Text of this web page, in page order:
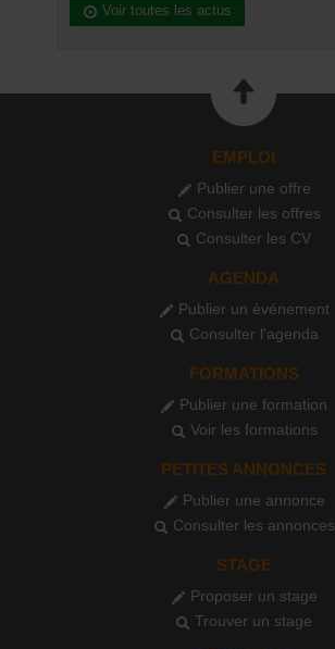
Voir toutes les actus
EMPLOI
Publier une offre
Consulter les offres
Consulter les CV
AGENDA
Publier un événement
Consulter l'agenda
FORMATIONS
Publier une formation
Voir les formations
PETITES ANNONCES
Publier une annonce
Consulter les annonces
STAGE
Proposer un stage
Trouver un stage